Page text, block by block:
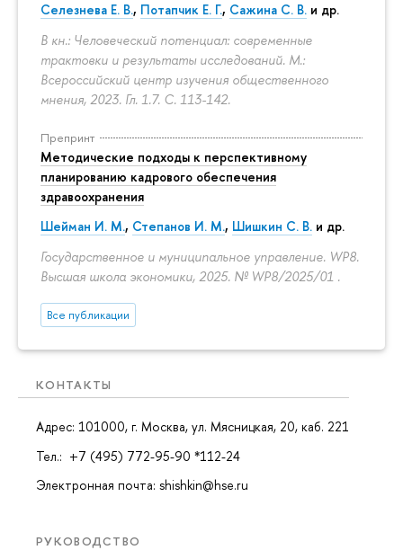
Селезнева Е. В., Потапчик Е. Г., Сажина С. В. и др.
В кн.: Человеческий потенциал: современные
трактовки и результаты исследований. М.:
Всероссийский центр изучения общественного
мнения, 2023. Гл. 1.7. С. 113-142.
Препринт
Методические подходы к перспективному
планированию кадрового обеспечения
здравоохранения
Шейман И. М., Степанов И. М., Шишкин С. В. и др.
Государственное и муниципальное управление. WP8.
Высшая школа экономики, 2025. № WP8/2025/01 .
Все публикации
КОНТАКТЫ
Адрес: 101000, г. Москва, ул. Мясницкая, 20, каб. 221
Тел.: +7 (495) 772-95-90 *112-24
Электронная почта: shishkin@hse.ru
РУКОВОДСТВО